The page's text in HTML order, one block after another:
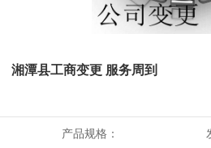
湘潭县工商变更 服务周到
产品规格：